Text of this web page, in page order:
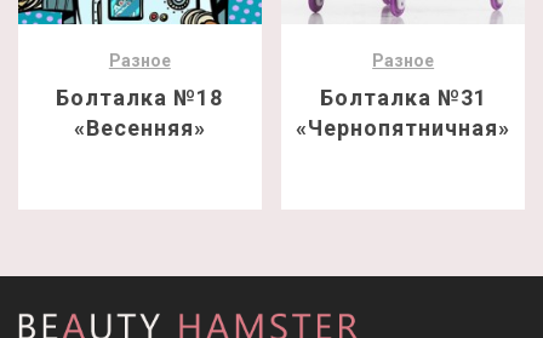
Разное
Болталка №18
«Весенняя»
Разное
Болталка №31
«Чернопятничная»